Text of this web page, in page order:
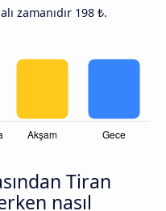
zamanıdır 198 ₺.
Tiran
nasıl